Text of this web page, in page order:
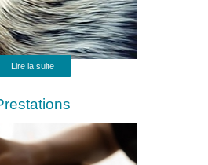
Lire la suite